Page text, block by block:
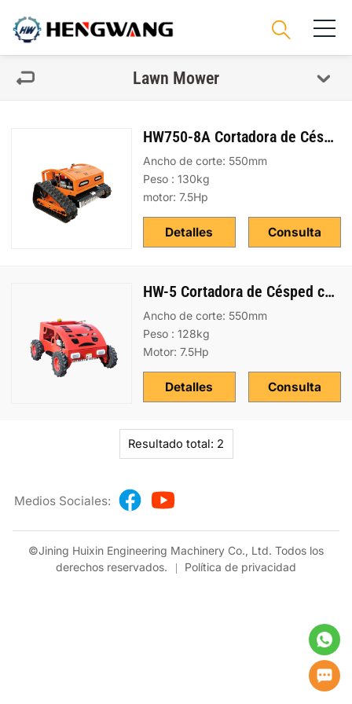
Lawn Mower
HW750-8A Cortadora de Césped
Ancho de corte: 550mm
Peso : 130kg
motor: 7.5Hp
Consulta
Detalles
HW-5 Cortadora de Césped con Dirección Deslizante
Ancho de corte: 550mm
Peso : 128kg
Motor: 7.5Hp
Consulta
Detalles
Resultado total: 2
Medios Sociales:
©Jining Huixin Engineering Machinery Co., Ltd. Todos los
derechos reservados.
Política de privacidad